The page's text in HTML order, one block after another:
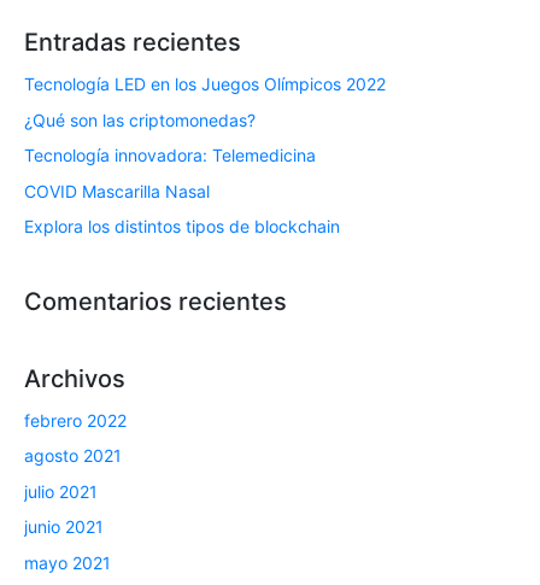
Entradas recientes
Tecnología LED en los Juegos Olímpicos 2022
¿Qué son las criptomonedas?
Tecnología innovadora: Telemedicina
COVID Mascarilla Nasal
Explora los distintos tipos de blockchain
Comentarios recientes
Archivos
febrero 2022
agosto 2021
julio 2021
junio 2021
mayo 2021